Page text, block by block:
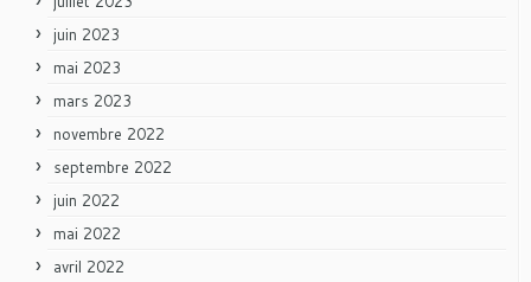
juin 2023
mai 2023
mars 2023
novembre 2022
septembre 2022
juin 2022
mai 2022
avril 2022